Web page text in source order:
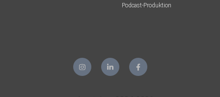
Podcast-Produktion